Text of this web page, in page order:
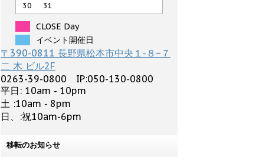
30
31
CLOSE Day
イベント開催日
〒390-0811 長野県松本市中央１-８−７
二 木 ビル2F
0263-39-0800 IP:050-130-0800
平日: 10am - 10pm
土 :10am - 8pm
日、:祝10am-6pm
移転のお知らせ